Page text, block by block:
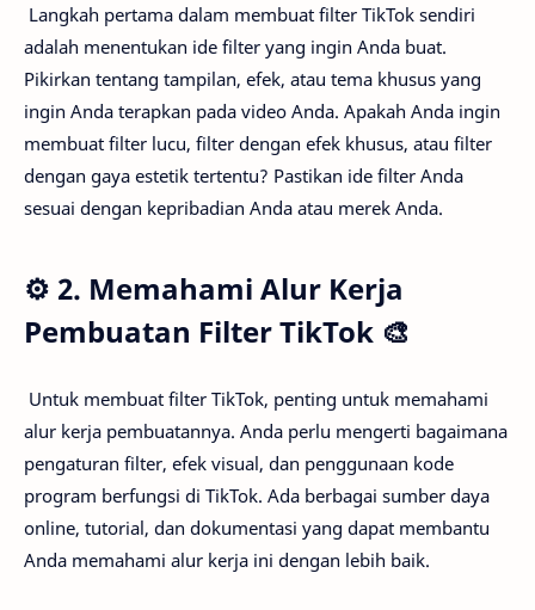
Langkah pertama dalam membuat filter TikTok sendiri
adalah menentukan ide filter yang ingin Anda buat.
Pikirkan tentang tampilan, efek, atau tema khusus yang
ingin Anda terapkan pada video Anda. Apakah Anda ingin
membuat filter lucu, filter dengan efek khusus, atau filter
dengan gaya estetik tertentu? Pastikan ide filter Anda
sesuai dengan kepribadian Anda atau merek Anda.
⚙️ 2. Memahami Alur Kerja
Pembuatan Filter TikTok 🎨
Untuk membuat filter TikTok, penting untuk memahami
alur kerja pembuatannya. Anda perlu mengerti bagaimana
pengaturan filter, efek visual, dan penggunaan kode
program berfungsi di TikTok. Ada berbagai sumber daya
online, tutorial, dan dokumentasi yang dapat membantu
Anda memahami alur kerja ini dengan lebih baik.